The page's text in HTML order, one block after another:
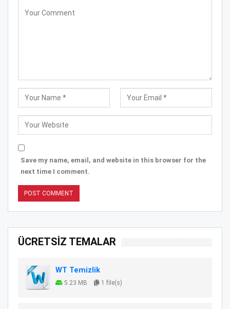
Save my name, email, and website in this browser for the
next time I comment.
ÜCRETSİZ TEMALAR
WT Temizlik
5.23 MB 1 file(s)